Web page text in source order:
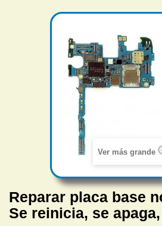
Ver más grande
Reparar placa base
Se reinicia, se